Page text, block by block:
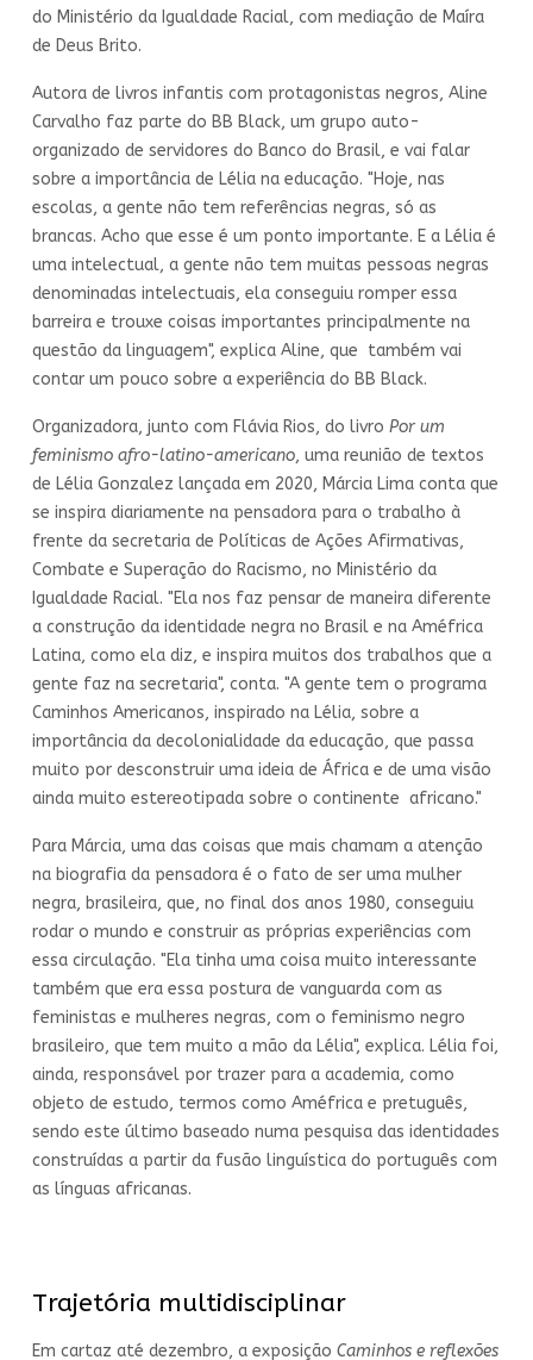
do Ministério da Igualdade Racial, com mediação de Maíra
de Deus Brito.
Autora de livros infantis com protagonistas negros, Aline
Carvalho faz parte do BB Black, um grupo auto-
organizado de servidores do Banco do Brasil, e vai falar
sobre a importância de Lélia na educação. "Hoje, nas
escolas, a gente não tem referências negras, só as
brancas. Acho que esse é um ponto importante. E a Lélia é
uma intelectual, a gente não tem muitas pessoas negras
denominadas intelectuais, ela conseguiu romper essa
barreira e trouxe coisas importantes principalmente na
questão da linguagem", explica Aline, que também vai
contar um pouco sobre a experiência do BB Black.
Organizadora, junto com Flávia Rios, do livro Por um
feminismo afro-latino-americano, uma reunião de textos
de Lélia Gonzalez lançada em 2020, Márcia Lima conta que
se inspira diariamente na pensadora para o trabalho à
frente da secretaria de Políticas de Ações Afirmativas,
Combate e Superação do Racismo, no Ministério da
Igualdade Racial. "Ela nos faz pensar de maneira diferente
a construção da identidade negra no Brasil e na Améfrica
Latina, como ela diz, e inspira muitos dos trabalhos que a
gente faz na secretaria", conta. "A gente tem o programa
Caminhos Americanos, inspirado na Lélia, sobre a
importância da decolonialidade da educação, que passa
muito por desconstruir uma ideia de África e de uma visão
ainda muito estereotipada sobre o continente africano."
Para Márcia, uma das coisas que mais chamam a atenção
na biografia da pensadora é o fato de ser uma mulher
negra, brasileira, que, no final dos anos 1980, conseguiu
rodar o mundo e construir as próprias experiências com
essa circulação. "Ela tinha uma coisa muito interessante
também que era essa postura de vanguarda com as
feministas e mulheres negras, com o feminismo negro
brasileiro, que tem muito a mão da Lélia", explica. Lélia foi,
ainda, responsável por trazer para a academia, como
objeto de estudo, termos como Améfrica e pretuguês,
sendo este último baseado numa pesquisa das identidades
construídas a partir da fusão linguística do português com
as línguas africanas.
Trajetória multidisciplinar
Em cartaz até dezembro, a exposição Caminhos e reflexões